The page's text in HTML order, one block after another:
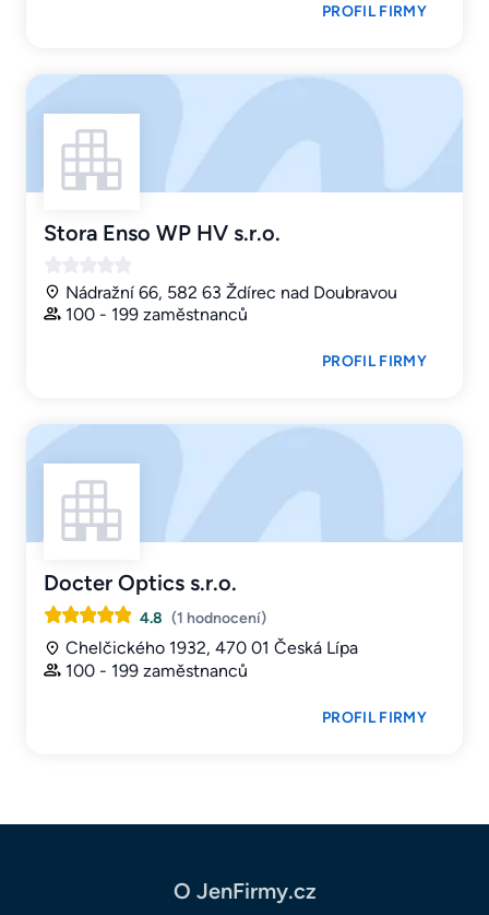
PROFIL FIRMY
Stora Enso WP HV s.r.o.
Nádražní 66, 582 63 Ždírec nad Doubravou
100 - 199 zaměstnanců
PROFIL FIRMY
Docter Optics s.r.o.
4.8 (1 hodnocení)
Chelčického 1932, 470 01 Česká Lípa
100 - 199 zaměstnanců
PROFIL FIRMY
O JenFirmy.cz